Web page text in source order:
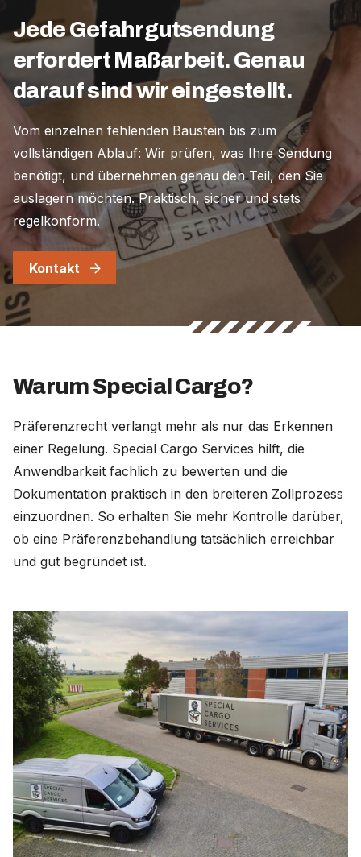
Jede Gefahrgutsendung
erfordert Maßarbeit. Genau
darauf sind wir eingestellt.
Vom einzelnen fehlenden Baustein bis zum
vollständigen Ablauf: Wir prüfen, was Ihre Sendung
benötigt, und übernehmen genau den Teil, den Sie
auslagern möchten. Praktisch, sicher und stets
regelkonform.
Kontakt
Warum Special Cargo?
Präferenzrecht verlangt mehr als nur das Erkennen
einer Regelung. Special Cargo Services hilft, die
Anwendbarkeit fachlich zu bewerten und die
Dokumentation praktisch in den breiteren Zollprozess
einzuordnen. So erhalten Sie mehr Kontrolle darüber,
ob eine Präferenzbehandlung tatsächlich erreichbar
und gut begründet ist.